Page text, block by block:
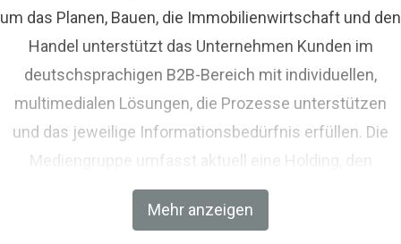
Mehr anzeigen
um das Planen, Bauen, die Immobilienwirtschaft und den
Handel unterstützt das Unternehmen Kunden im
deutschsprachigen B2B-Bereich mit individuellen,
multimedialen Lösungen, die Prozesse unterstützen
und das jeweilige Informationsbedürfnis erfüllen. Die
Mediengruppe umfasst aktuell eine Holding, den
Fachverlag RM Rudolf Müller Medien und mit der BIM
World MUNICH eine Netzwerkplattform für Akteure der